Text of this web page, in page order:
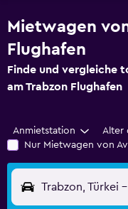
Mietwagen
Flughafen
Finde und vergleiche
am Trabzon Flughafen
Anmietstation Alter
Nur Mietwagen von
Trabzon, Türkei